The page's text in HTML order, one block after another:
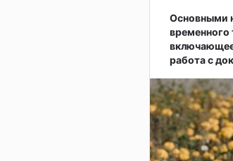
Основными
временного
включающее
работа с